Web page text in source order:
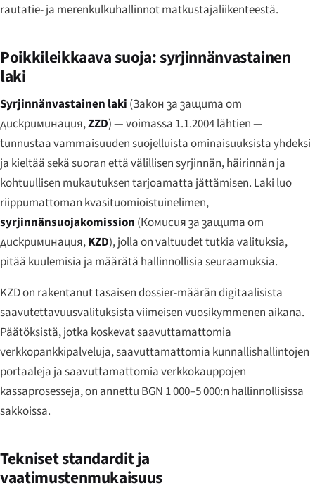
rautatie- ja merenkulkuhallinnot matkustajaliikenteestä.
Poikkileikkaava suoja: syrjinnänvastainen
laki
Syrjinnänvastainen laki (Закон за защита от
дискриминация,ZZD) — voimassa 1.1.2004 lähtien —
tunnustaa vammaisuuden suojelluista ominaisuuksista yhdeksi
ja kieltää sekä suoran että välillisen syrjinnän, häirinnän ja
kohtuullisen mukautuksen tarjoamatta jättämisen. Laki luo
riippumattoman kvasituomioistuinelimen,
syrjinnänsuojakomission (Комисия за защита от
дискриминация,KZD), jolla on valtuudet tutkia valituksia,
pitää kuulemisia ja määrätä hallinnollisia seuraamuksia.
KZD on rakentanut tasaisen dossier-määrän digitaalisista
saavutettavuusvalituksista viimeisen vuosikymmenen aikana.
Päätöksistä, jotka koskevat saavuttamattomia
verkkopankkipalveluja, saavuttamattomia kunnallishallintojen
portaaleja ja saavuttamattomia verkkokauppojen
kassaprosesseja, on annettu BGN 1 000–5 000:n hallinnollisissa
sakkoissa.
Tekniset standardit ja
vaatimustenmukaisuus